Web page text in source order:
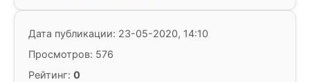
Дата публикации: 23-05-2020, 14:10
Просмотров: 576
Рейтинг: 0